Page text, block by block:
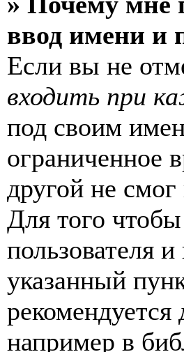
ввод имени и
Если вы не
входить при
под своим
ограниченное
другой не
Для того
пользователя
указанный
например в